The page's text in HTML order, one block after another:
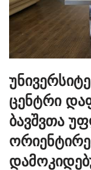
ცენტრი
ბავშვთა